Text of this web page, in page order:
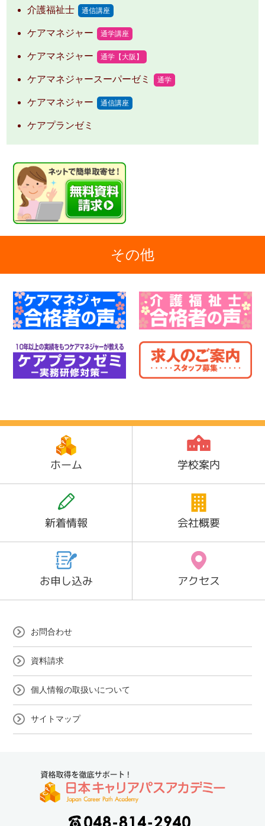
介護福祉士 通信講座
ケアマネジャー 通学講座
ケアマネジャー 通学【大阪】
ケアマネジャースーパーゼミ 通学
ケアマネジャー 通信講座
ケアプランゼミ
その他
ホーム 学校案内
新着情報 会社概要
お申し込み アクセス
お問合わせ
資料請求
個人情報の取扱いについて
サイトマップ